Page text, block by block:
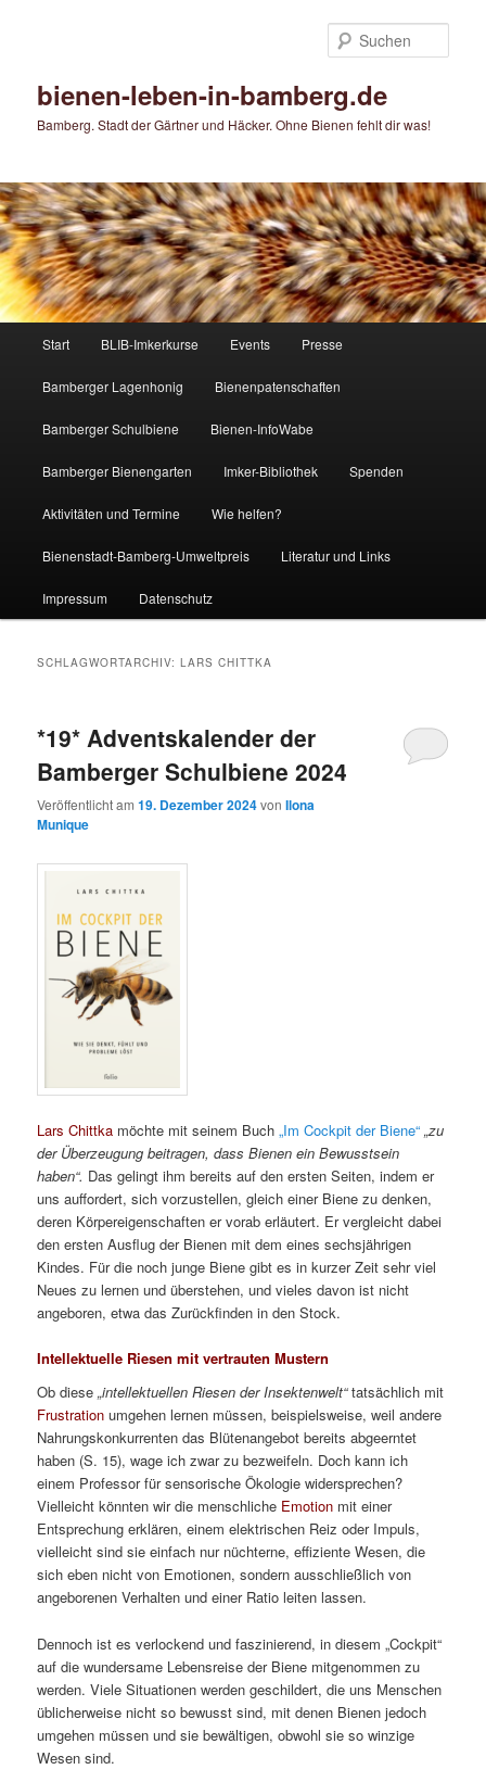
bienen-leben-in-bamberg.de
Bamberg. Stadt der Gärtner und Häcker. Ohne Bienen fehlt dir was!
Start BLIB-Imkerkurse Events Presse
Bamberger Lagenhonig Bienenpatenschaften
Bamberger Schulbiene Bienen-InfoWabe
Bamberger Bienengarten Imker-Bibliothek Spenden
Aktivitäten und Termine Wie helfen?
Bienenstadt-Bamberg-Umweltpreis Literatur und Links
Impressum Datenschutz
SCHLAGWORTARCHIV:LARS CHITTKA
*19* Adventskalender der
Bamberger Schulbiene 2024
Veröffentlicht am19. Dezember 2024vonIlona
Munique
Lars Chittka möchte mit seinem Buch„Im Cockpit der Biene“ „zu
der Überzeugung beitragen, dass Bienen ein Bewusstsein
haben“. Das gelingt ihm bereits auf den ersten Seiten, indem er
uns auffordert, sich vorzustellen, gleich einer Biene zu denken,
deren Körpereigenschaften er vorab erläutert. Er vergleicht dabei
den ersten Ausflug der Bienen mit dem eines sechsjährigen
Kindes. Für die noch junge Biene gibt es in kurzer Zeit sehr viel
Neues zu lernen und überstehen, und vieles davon ist nicht
angeboren, etwa das Zurückfinden in den Stock.
Intellektuelle Riesen mit vertrauten Mustern
Ob diese„intellektuellen Riesen der Insektenwelt“tatsächlich mit
Frustration umgehen lernen müssen, beispielsweise, weil andere
Nahrungskonkurrenten das Blütenangebot bereits abgeerntet
haben (S. 15), wage ich zwar zu bezweifeln. Doch kann ich
einem Professor für sensorische Ökologie widersprechen?
Vielleicht könnten wir die menschliche Emotion mit einer
Entsprechung erklären, einem elektrischen Reiz oder Impuls,
vielleicht sind sie einfach nur nüchterne, effiziente Wesen, die
sich eben nicht von Emotionen, sondern ausschließlich von
angeborenen Verhalten und einer Ratio leiten lassen.
Dennoch ist es verlockend und faszinierend, in diesem „Cockpit“
auf die wundersame Lebensreise der Biene mitgenommen zu
werden. Viele Situationen werden geschildert, die uns Menschen
üblicherweise nicht so bewusst sind, mit denen Bienen jedoch
umgehen müssen und sie bewältigen, obwohl sie so winzige
Wesen sind.